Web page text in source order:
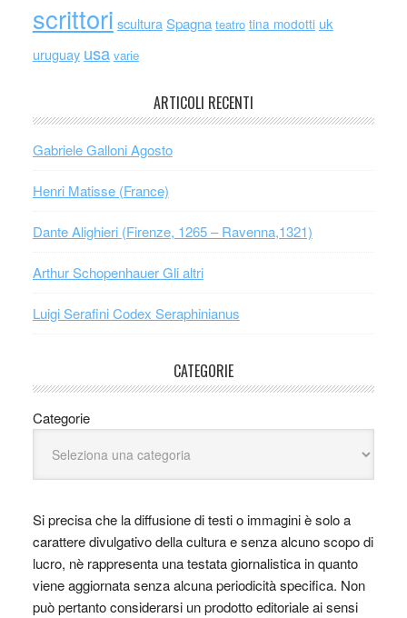
scrittori scultura Spagna teatro tina modotti uk
uruguay usa varie
ARTICOLI RECENTI
Gabriele Galloni Agosto
Henri Matisse (France)
Dante Alighieri (Firenze, 1265 – Ravenna,1321)
Arthur Schopenhauer Gli altri
Luigi Serafini Codex Seraphinianus
CATEGORIE
Categorie
Si precisa che la diffusione di testi o immagini è solo a
carattere divulgativo della cultura e senza alcuno scopo di
lucro, nè rappresenta una testata giornalistica in quanto
viene aggiornata senza alcuna periodicità specifica. Non
può pertanto considerarsi un prodotto editoriale ai sensi